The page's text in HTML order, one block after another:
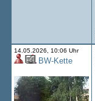
14.05.2026, 10:06 Uhr
BW-Kette